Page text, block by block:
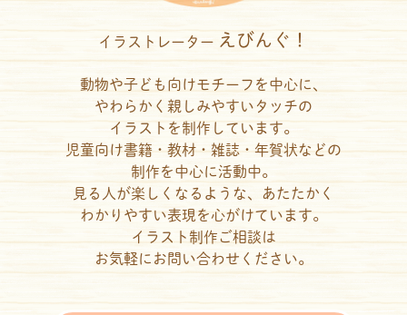
イラストレーター えびんぐ！
動物や子ども向けモチーフを中心に、
やわらかく親しみやすいタッチの
イラストを制作しています。
児童向け書籍・教材・雑誌・年賀状などの
制作を中心に活動中。
見る人が楽しくなるような、あたたかく
わかりやすい表現を心がけています。
イラスト制作ご相談は
お気軽にお問い合わせください。